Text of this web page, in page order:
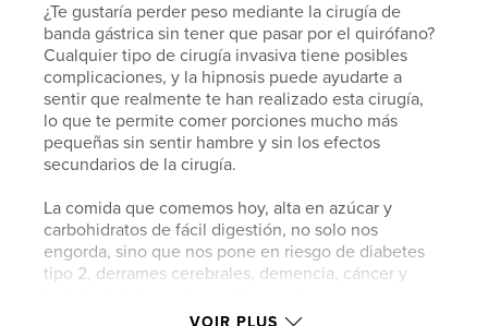
¿Te gustaría perder peso mediante la cirugía de
banda gástrica sin tener que pasar por el quirófano?
Cualquier tipo de cirugía invasiva tiene posibles
complicaciones, y la hipnosis puede ayudarte a
sentir que realmente te han realizado esta cirugía,
lo que te permite comer porciones mucho más
pequeñas sin sentir hambre y sin los efectos
secundarios de la cirugía.
La comida que comemos hoy, alta en azúcar y
carbohidratos de fácil digestión, no solo nos
engorda, sino que nos pone en riesgo de diabetes
tipo 2, derrames cerebrales, demencia, cáncer y
VOIR PLUS